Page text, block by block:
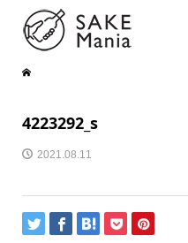
4223292_s
2021.08.11